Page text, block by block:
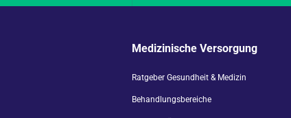
Medizinische Versorgung
Ratgeber Gesundheit & Medizin
Behandlungsbereiche